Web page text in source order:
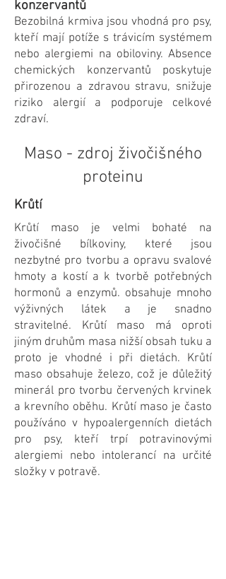
konzervantů
Bezobilná krmiva jsou vhodná pro psy,
kteří mají potíže s trávicím systémem
nebo alergiemi na obiloviny. Absence
chemických konzervantů poskytuje
přirozenou a zdravou stravu, snižuje
riziko alergií a podporuje celkové
zdraví.
Maso - zdroj živočišného
proteinu
Krůtí
Krůtí maso je velmi bohaté na
živočišné bílkoviny, které jsou
nezbytné pro tvorbu a opravu svalové
hmoty a kostí a k tvorbě potřebných
hormonů a enzymů. obsahuje mnoho
výživných látek a je snadno
stravitelné. Krůtí maso má oproti
jiným druhům masa nižší obsah tuku a
proto je vhodné i při dietách. Krůtí
maso obsahuje železo, což je důležitý
minerál pro tvorbu červených krvinek
a krevního oběhu. Krůtí maso je často
používáno v hypoalergenních dietách
pro psy, kteří trpí potravinovými
alergiemi nebo intolerancí na určité
složky v potravě.